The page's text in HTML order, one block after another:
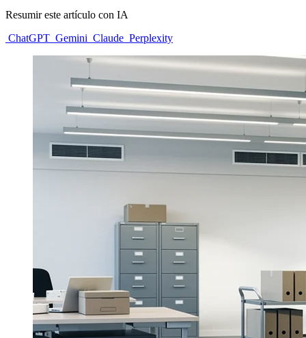
Resumir este artículo con IA
ChatGPT Gemini Claude Perplexity